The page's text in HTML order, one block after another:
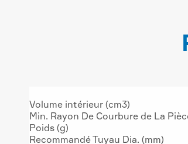
Volume intérieur (cm3)
Min. Rayon De Courbure de La
Poids (g)
Recommandé Tuyau Dia. (mm)